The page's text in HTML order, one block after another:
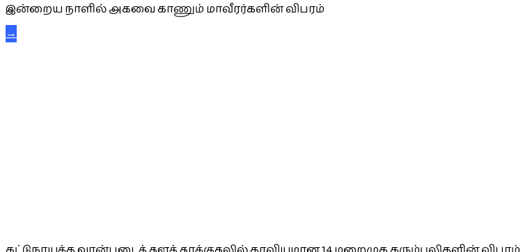
இன்றைய நாளில் அகவை காணும் மாவீரர்களின் விபரம்
→